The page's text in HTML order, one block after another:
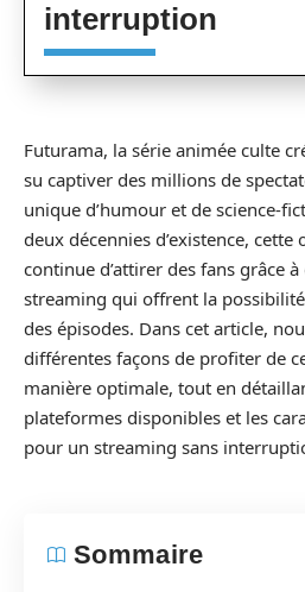
interruption
Futurama, la série animée culte
su captiver des millions de
unique d’humour et de science-
deux décennies d’existence,
continue d’attirer des fans grâce
streaming qui offrent la
des épisodes. Dans cet article,
différentes façons de profiter de
manière optimale, tout en
plateformes disponibles et les
pour un streaming sans
Sommaire